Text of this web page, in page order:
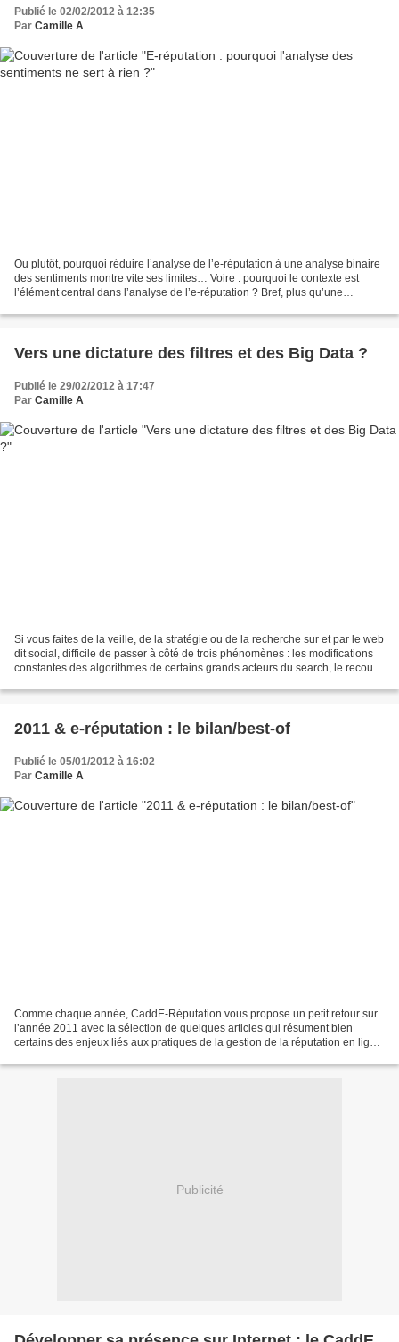
Publié le 02/02/2012 à 12:35
Par Camille A
Ou plutôt, pourquoi réduire l’analyse de l’e-réputation à une analyse binaire
des sentiments montre vite ses limites… Voire : pourquoi le contexte est
l’élément central dans l’analyse de l’e-réputation ? Bref, plus qu’une
Vers une dictature des filtres et des Big Data ?
Publié le 29/02/2012 à 17:47
Par Camille A
Si vous faites de la veille, de la stratégie ou de la recherche sur et par le web
dit social, difficile de passer à côté de trois phénomènes : les modifications
constantes des algorithmes de certains grands acteurs du search, le recours
2011 & e-réputation : le bilan/best-of
Publié le 05/01/2012 à 16:02
Par Camille A
Comme chaque année, CaddE-Réputation vous propose un petit retour sur
l’année 2011 avec la sélection de quelques articles qui résument bien
certains des enjeux liés aux pratiques de la gestion de la réputation en ligne.
Publicité